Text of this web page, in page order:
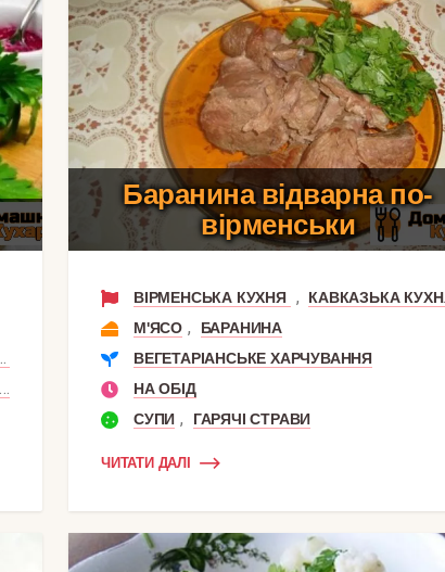
, НА СНІДАНОК
Баранина відварна по-
вірменськи
ВІРМЕНСЬКА КУХНЯ ,
КАВКАЗЬКА КУХНЯ
М'ЯСО ,
БАРАНИНА
ВЕГЕТАРІАНСЬКЕ ХАРЧУВАННЯ
НА ОБІД
СУПИ , ГАРЯЧІ СТРАВИ
ЧИТАТИ ДАЛІ